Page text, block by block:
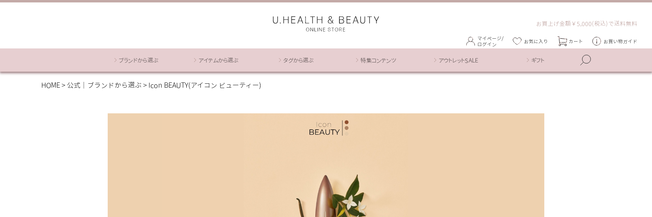
お買上げ金額￥5,000(税込)で送料無料
マイページ/
ログイン
お気に入り カート お買い物ガイド
ブランドから選ぶ アイテムから選ぶ タグから選ぶ 特集コンテンツ アウトレットSALE ギフト
HOME 公式｜ブランドから選ぶ Icon BEAUTY(アイコン ビューティー)